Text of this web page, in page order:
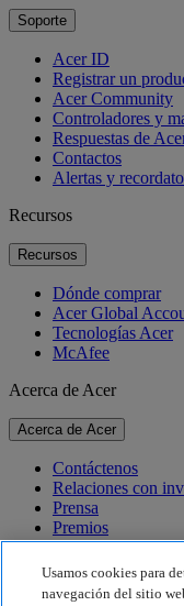
Soporte
Acer ID
Registrar un
Acer Community
Controladores y
Respuestas de
Contactos
Alertas y
Recursos
Recursos
Dónde comprar
Acer Global
Tecnologías Acer
McAfee
Acerca de Acer
Acerca de Acer
Contáctenos
Relaciones con
Prensa
Premios
Eventos
Sostenibilidad
Usamos cookies para
navegación del sitio